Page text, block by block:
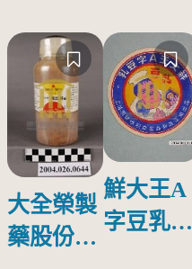
大全榮製
藥股份有
鮮大王A
字豆乳罐